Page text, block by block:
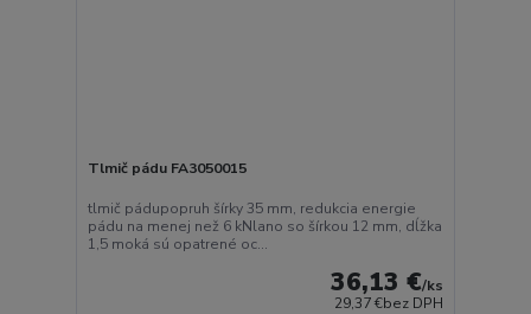
Tlmič pádu FA3050015
tlmič pádupopruh šírky 35 mm, redukcia energie
pádu na menej než 6 kNlano so šírkou 12 mm, dĺžka
1,5 moká sú opatrené oc...
36,13 €/ks
29,37 €bez DPH